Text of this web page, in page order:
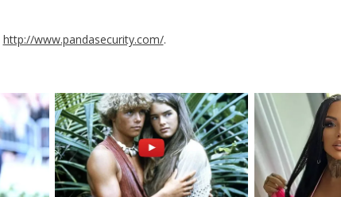
http://www.pandasecurity.com/.